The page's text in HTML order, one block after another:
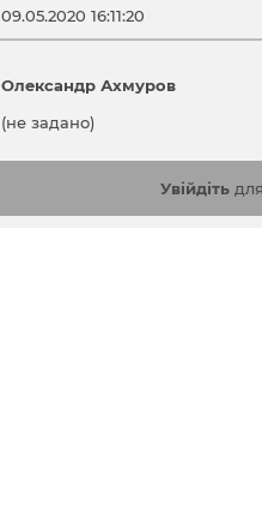
09.05.2020 16:11:20
Олександр Ахмуров
(не задано)
Увійдіть